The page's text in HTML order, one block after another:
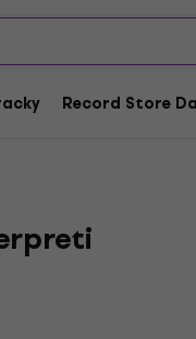
Record Store